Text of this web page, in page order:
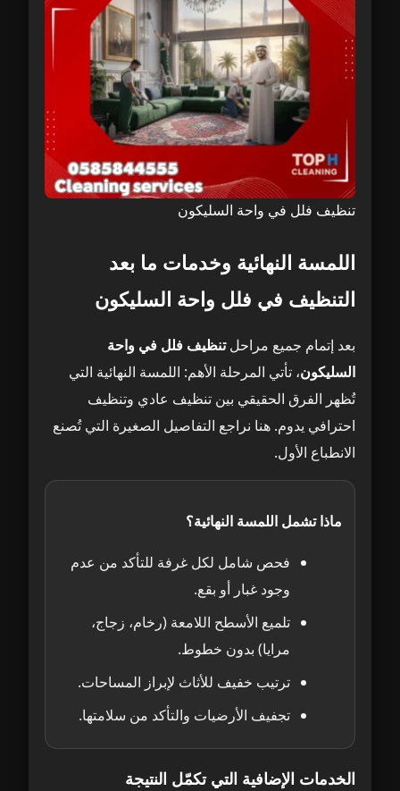
تنظيف فلل في واحة السليكون
اللمسة النهائية وخدمات ما بعد
التنظيف في فلل واحة السليكون
بعد إتمام جميع مراحلتنظيف فلل في واحة
السليكون، تأتي المرحلة الأهم: اللمسة النهائية التي
تُظهر الفرق الحقيقي بين تنظيف عادي وتنظيف
احترافي يدوم. هنا نراجع التفاصيل الصغيرة التي تُصنع
الانطباع الأول.
ماذا تشمل اللمسة النهائية؟
فحص شامل لكل غرفة للتأكد من عدم
وجود غبار أو بقع.
تلميع الأسطح اللامعة (رخام، زجاج،
مرايا) بدون خطوط.
ترتيب خفيف للأثاث لإبراز المساحات.
تجفيف الأرضيات والتأكد من سلامتها.
الخدمات الإضافية التي تكمّل النتيجة